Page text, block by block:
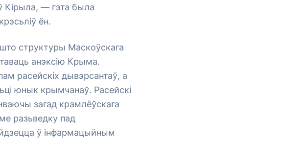
Кірыла, — гэта была
ён.
структуры Маскоўскага
анэксію Крыма.
расейскіх дывэрсантаў, а
юнык крымчанаў. Расейскі
загад крамлёўскага
разьведку пад
ў інфармацыйным